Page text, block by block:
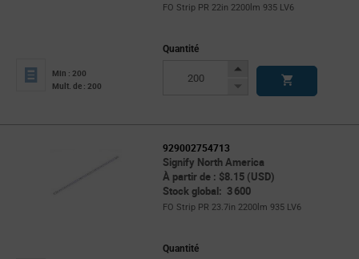
FO Strip PR 22in 2200lm 935 LV6
Min : 200
Mult. de : 200
Quantité
Increase
Decrease
929002754713
Signify North America
À partir de : $8.15 (USD)
Stock global: 3 600
FO Strip PR 23.7in 2200lm 935 LV6
Quantité